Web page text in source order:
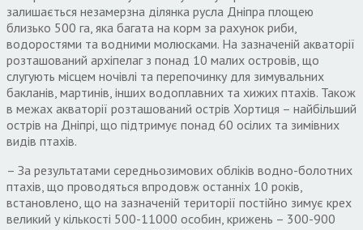
залишається незамерзна ділянка русла Дніпра площею
близько 500 га, яка багата на корм за рахунок риби,
водоростями та водними молюсками. На зазначеній акваторії
розташований архіпелаг з понад 10 малих островів, що
слугують місцем ночівлі та перепочинку для зимувальних
бакланів, мартинів, інших водоплавних та хижих птахів. Також
в межах акваторії розташований острів Хортиця – найбільший
острів на Дніпрі, що підтримує понад 60 осілих та зимівних
видів птахів.
– За результатами середньозимових обліків водно-болотних
птахів, що проводяться впродовж останніх 10 років,
встановлено, що на зазначеній території постійно зимує крех
великий у кількості 500-11000 особин, крижень – 300-900